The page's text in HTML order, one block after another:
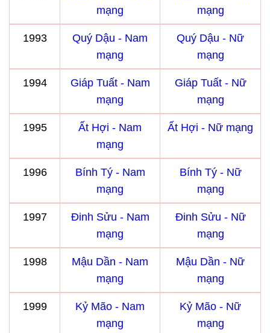
mạng
mạng
1993
Quý Dậu - Nam
mạng
Quý Dậu - Nữ
mạng
1994
Giáp Tuất - Nam
mạng
Giáp Tuất - Nữ
mạng
1995
Ất Hợi - Nam
mạng
Ất Hợi - Nữ mạng
1996
Bính Tý - Nam
mạng
Bính Tý - Nữ
mạng
1997
Đinh Sửu - Nam
mạng
Đinh Sửu - Nữ
mạng
1998
Mậu Dần - Nam
mạng
Mậu Dần - Nữ
mạng
1999
Kỷ Mão - Nam
mạng
Kỷ Mão - Nữ
mạng